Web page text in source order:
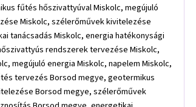
fűtés hőszivattyúval Miskolc, megújuló
Miskolc, szélerőművek kivitelezése
tanácsadás Miskolc, energia hatékonysági
rendszerek tervezése Miskolc,
megújuló energia Miskolc, napelem Miskolc,
tervezés Borsod megye, geotermikus
Borsod megye, szélerőművek